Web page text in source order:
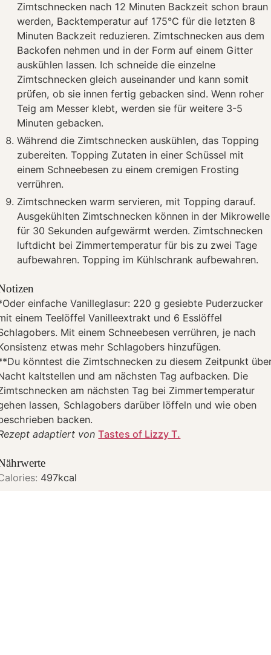
Zimtschnecken nach 12 Minuten Backzeit schon braun
werden, Backtemperatur auf 175°C für die letzten 8
Minuten Backzeit reduzieren. Zimtschnecken aus dem
Backofen nehmen und in der Form auf einem Gitter
auskühlen lassen. Ich schneide die einzelne
Zimtschnecken gleich auseinander und kann somit
prüfen, ob sie innen fertig gebacken sind. Wenn roher
Teig am Messer klebt, werden sie für weitere 3-5
Minuten gebacken.
Während die Zimtschnecken auskühlen, das Topping
zubereiten. Topping Zutaten in einer Schüssel mit
einem Schneebesen zu einem cremigen Frosting
verrühren.
Zimtschnecken warm servieren, mit Topping darauf.
Ausgekühlten Zimtschnecken können in der Mikrowelle
für 30 Sekunden aufgewärmt werden. Zimtschnecken
luftdicht bei Zimmertemperatur für bis zu zwei Tage
aufbewahren. Topping im Kühlschrank aufbewahren.
einfache Vanilleglasur: 220 g gesiebte Puderzucker
einem Teelöffel Vanilleextrakt und 6 Esslöffel
Mit einem Schneebesen verrühren, je nach
etwas mehr Schlagobers hinzufügen.
könntest die Zimtschnecken zu diesem Zeitpunkt
kaltstellen und am nächsten Tag aufbacken. Die
am nächsten Tag bei Zimmertemperatur
lassen, Schlagobers darüber löffeln und wie oben
backen.
adaptiert von Tastes of Lizzy T.
497kcal